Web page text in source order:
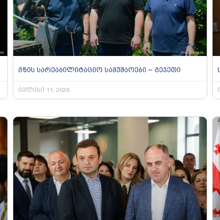
გზის სარეაბილიტაციო სამუშაოები – გეჯეთი
ივლისი 11, 2026